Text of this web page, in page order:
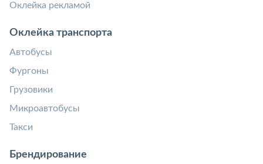
Оклейка рекламой
Оклейка транспорта
Автобусы
Фургоны
Грузовики
Микроавтобусы
Такси
Брендирование